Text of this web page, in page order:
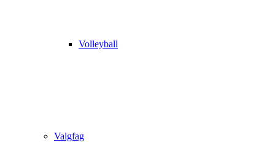
Volleyball
Valgfag